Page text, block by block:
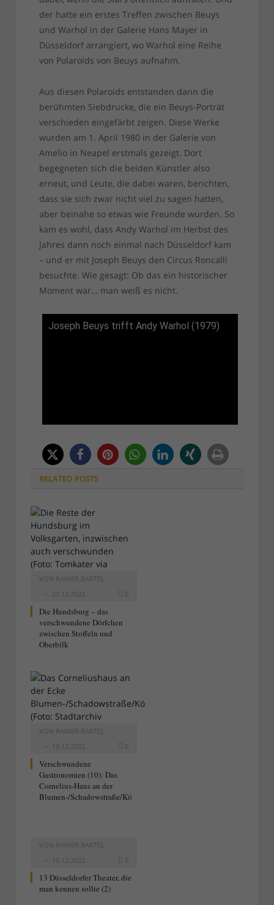
der hatte ein erstes Treffen zwischen Beuys
und Warhol in der Galerie Hans Mayer in
Düsseldorf arrangiert, wo Warhol eine Reihe
von Polaroids von Beuys aufnahm.
Aus diesen Polaroids entstanden dann die
berühmten Siebdrucke, die ein Beuys-Porträt
verschieden eingefärbt zeigen. Diese Werke
wurden am 1. April 1980 in der Galerie von
Amelio in Neapel erstmals gezeigt. Dort
begegneten sich die beiden Künstler also
erneut, und Leute, die dabei waren, berichten,
dass sie sich zwar nicht viel zu sagen hatten,
aber beinahe so etwas wie Freunde wurden. So
kam es wohl, dass Andy Warhol im Herbst des
Jahres dann noch einmal nach Düsseldorf kam
– und er mit Joseph Beuys den Circus Roncalli
besuchte. Wie gesagt: Ob das ein historischer
Moment war… man weiß es nicht.
Joseph Beuys trifft Andy Warhol (1979)
RELATED POSTS
VON RAINER BARTEL
20.12.2022
0
Die Hundsburg – das
verschwundene Dörfchen
zwischen Stoffeln und
Oberbilk
VON RAINER BARTEL
18.12.2022
0
Verschwundene
Gastronomien (10): Das
Cornelius-Haus an der
Blumen-/Schadowstraße/Kö
VON RAINER BARTEL
16.12.2022
0
13 Düsseldorfer Theater, die
man kennen sollte (2)